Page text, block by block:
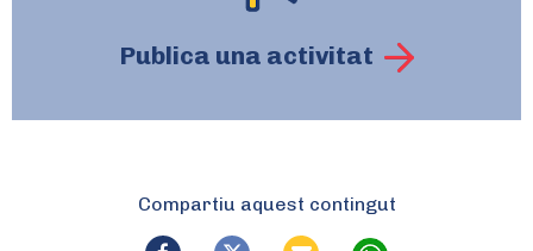
Publica una activitat
Compartiu aquest contingut